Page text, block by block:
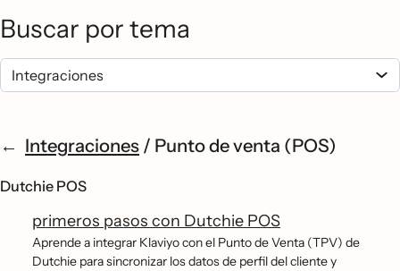
Buscar por tema
Integraciones / Punto de venta (POS)
Dutchie POS
primeros pasos con Dutchie POS
Aprende a integrar Klaviyo con el Punto de Venta (TPV) de
Dutchie para sincronizar los datos de perfil del cliente y